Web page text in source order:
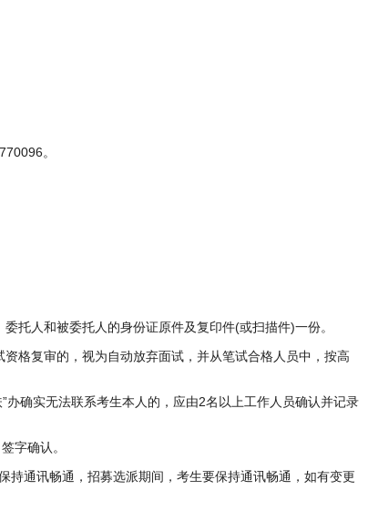
。
人和被委托人的身份证原件及复印件(或扫描件)一份。
格复审的，视为自动放弃面试，并从笔试合格人员中，按高
确实无法联系考生本人的，应由2名以上工作人员确认并记录
字确认。
通讯畅通，招募选派期间，考生要保持通讯畅通，如有变更